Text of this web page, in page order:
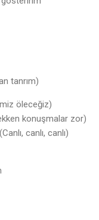
tanrım)
öleceğiz)
konuşmalar zor)
canlı, canlı)